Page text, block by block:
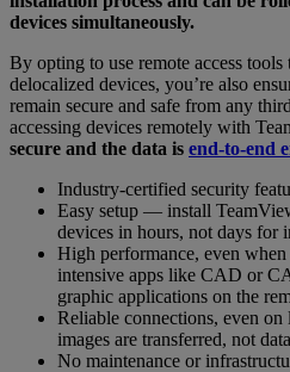
devices simultaneously.
By opting to use remote access
delocalized devices, you’re also
remain secure and safe from any
accessing devices remotely with
secure and the data is end-to-end
Industry-certified security
Easy setup — install
devices in hours, not days for
High performance, even
intensive apps like CAD or
graphic applications on the
Reliable connections, even
images are transferred, not data
No maintenance or